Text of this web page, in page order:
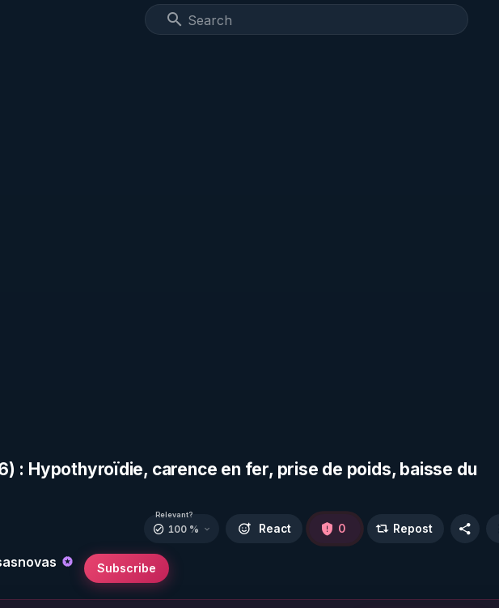
: Hypothyroïdie, carence en fer, prise de poids, baisse du
Subscribe
Relevant?
100 % React 0 Repost